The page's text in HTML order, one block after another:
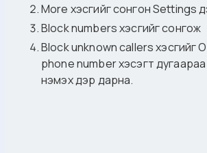
More хэсгийг сонгон Settings
Block numbers хэсгийг сонгож
Block unknown callers хэсгийг
phone number хэсэгт
нэмэх дэр дарна.